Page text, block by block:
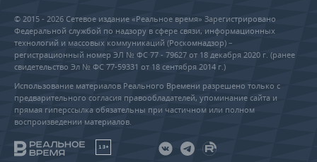
© 2015 - 2026 Сетевое издание «Реальное время» Зарегистрировано
Федеральной службой по надзору в сфере связи, информационных
технологий и массовых коммуникаций (Роскомнадзор) –
регистрационный номер ЭЛ № ФС 77 - 79627 от 18 декабря 2020 г. (ранее
свидетельство Эл № ФС 77-59331 от 18 сентября 2014 г.)
Использование материалов Реального Времени разрешено только с
предварительного согласия правообладателей, упоминание сайта и
прямая гиперссылка обязательны при частичном или полном
воспроизведении материалов.
18+